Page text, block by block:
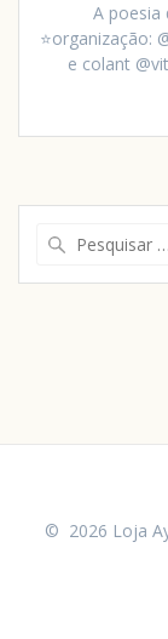
A poesia
⭐organização:
e colant
© 2026 Loja